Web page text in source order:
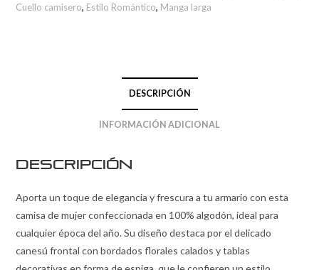
Cuello camisero, Estilo Romántico, Manga larga
DESCRIPCIÓN
INFORMACIÓN ADICIONAL
Descripción
Aporta un toque de elegancia y frescura a tu armario con esta
camisa de mujer confeccionada en 100% algodón, ideal para
cualquier época del año. Su diseño destaca por el delicado
canesú frontal con bordados florales calados y tablas